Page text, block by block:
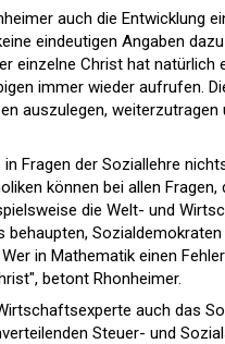
auch die Entwicklung
eindeutigen Angaben
einzelne Christ hat
immer wieder aufrufen.
auszulegen,
Fragen der Soziallehre
können bei allen
die Welt- und
behaupten,
in Mathematik einen
betont Rhonheimer.
auch das
Steuer- und